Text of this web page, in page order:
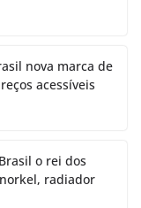
nova marca de
acessíveis
o rei dos
radiador